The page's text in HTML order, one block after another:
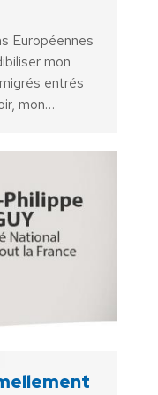
Européennes
mon
entrés
mon…